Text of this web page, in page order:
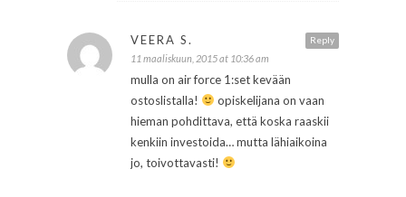
Reply
VEERA S.
11 maaliskuun, 2015 at 10:36 am
mulla on air force 1:set kevään
ostoslistalla!
opiskelijana on vaan
hieman pohdittava, että koska raaskii
kenkiin investoida… mutta lähiaikoina
jo, toivottavasti!